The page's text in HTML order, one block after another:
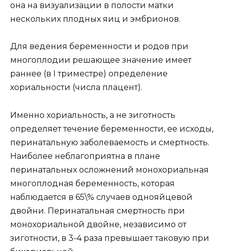
она на визуализации в полости матки
нескольких плодных яиц и эмбрионов.
Для ведения беременности и родов при
многоплодии решающее значение имеет
раннее (в I триместре) определение
хориальности (числа плацент).
Именно хориальность, а не зиготность
определяет течение беременности, ее исходы,
перинатальную заболеваемость и смертность.
Наиболее неблагоприятна в плане
перинатальных осложнений монохориальная
многоплодная беременность, которая
наблюдается в 65\% случаев однояйцевой
двойни. Перинатальная смертность при
монохориальной двойне, независимо от
зиготности, в 3-4 раза превышает таковую при